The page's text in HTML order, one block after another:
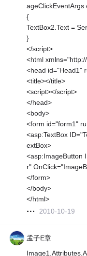
ageClickEventArgs
{
TextBox2.Text =
}
</script>
<html
<head id="Head1"
<title></title>
<script></script>
</head>
<body>
<form id="form1"
<asp:TextBox
extBox>
<asp:ImageButton
r"
</form>
</body>
</html>
2010-10-19
孟子E章